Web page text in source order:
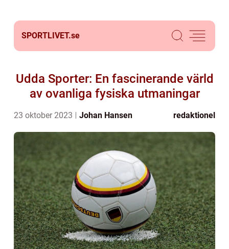
SPORTLIVET.se
Udda Sporter: En fascinerande värld
av ovanliga fysiska utmaningar
23 oktober 2023 Johan Hansen redaktionel